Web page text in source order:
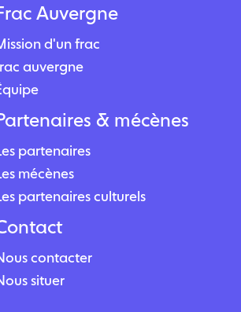
Auvergne
d'un frac
auvergne
& mécènes
partenaires
mécènes
partenaires culturels
contacter
situer